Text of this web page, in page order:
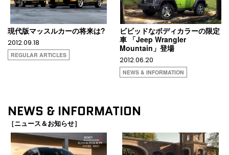
現代版マッスルカーの将来は?
2012.09.18
REGULAR ARTICLES
ビビッドなボディカラーの限定
車 「Jeep Wrangler
Mountain」登場
2012.06.20
NEWS & INFORMATION
NEWS & INFORMATION
［ニュース＆お知らせ］